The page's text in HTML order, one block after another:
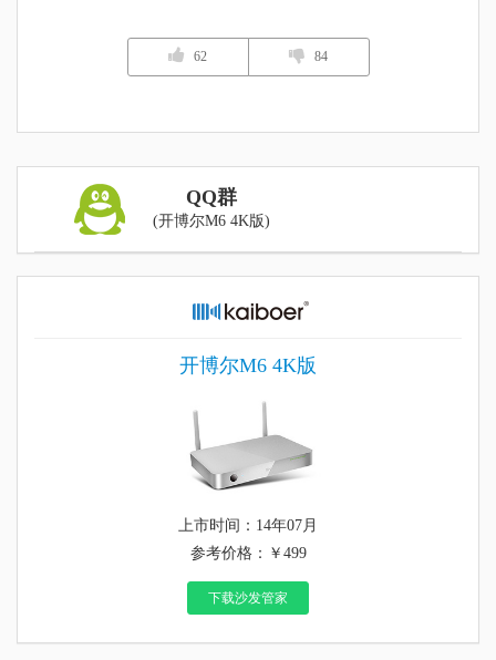
62 84
QQ群
(开博尔M6 4K版)
开博尔M6 4K版
上市时间：14年07月
参考价格：￥499
下载沙发管家